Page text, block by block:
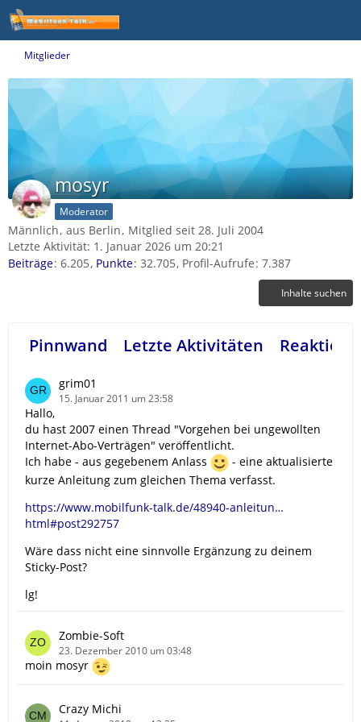
Mitglieder
mosyr
Moderator
Männlich aus Berlin Mitglied seit 28. Juli 2004
Letzte Aktivität: 1. Januar 2026 um 20:21
Beiträge 6.205 Punkte 32.705 Profil-Aufrufe 7.387
Inhalte suchen
Pinnwand Letzte Aktivitäten
grim01
15. Januar 2011 um 23:58
Hallo,
du hast 2007 einen Thread "Vorgehen bei ungewollten
Internet-Abo-Verträgen" veröffentlicht.
Ich habe - aus gegebenem Anlass
- eine aktualisierte
kurze Anleitung zum gleichen Thema verfasst.
https://www.mobilfunk-talk.de/48940-anleitun…
html#post292757
Wäre dass nicht eine sinnvolle Ergänzung zu deinem
Sticky-Post?
lg!
Zombie-Soft
23. Dezember 2010 um 03:48
moin mosyr
Crazy Michi